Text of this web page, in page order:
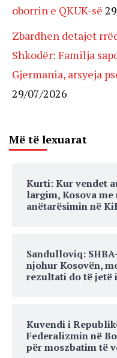
oborrin e QKUK-së
Zbardhen detajet
Shkodër: Familja
Gjermania, arsyeja
29/07/2026
Më të lexuarat
Kurti: Kur vendet
largim, Kosova
anëtarësimin në
Sandulloviq:
njohur Kosovën,
rezultati do të jetë
Kuvendi i
Federalizmin në
për moszbatim të